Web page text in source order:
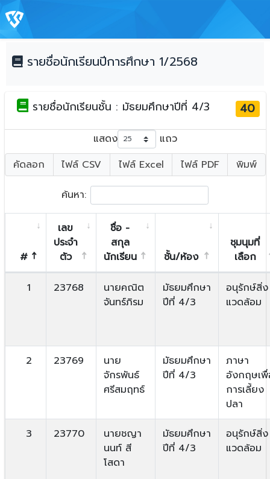
รายชื่อนักเรียนปีการศึกษา 1/2568
รายชื่อนักเรียนชั้น : มัธยมศึกษาปีที่ 4/3 40
แสดง
แถว
คัดลอก
ไฟล์ CSV ไฟล์ Excel ไฟล์ PDF พิมพ์
ค้นหา:
#
เลข
ประจำ
ตัว
ชื่อ -
สกุล
นักเรียน
ชั้น/ห้อง
ชุมนุมที่
เลือก
1 23768
นายคณิต
จันทร์ภิรม
มัธยมศึกษา
ปีที่ 4/3
อนุรักษ์สิ่ง
แวดล้อม
2 23769
นาย
จักรพันธ์
ศรีสมฤทธ์
มัธยมศึกษา
ปีที่ 4/3
ภาษา
อังกฤษเ
การเลี้ยง
ปลา
3 23770
นายชญา
นนท์ สี
โสดา
มัธยมศึกษา
ปีที่ 4/3
อนุรักษ์สิ่ง
แวดล้อม